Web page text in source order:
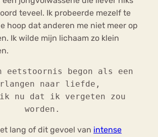
teveel. Ik probeerde mezelf te
hoop dat anderen me niet meer op
Ik wilde mijn lichaam zo klein
eetstoornis begon als een
naar liefde,
ik nu dat ik vergeten zou
worden.
lang of dit gevoel van intense